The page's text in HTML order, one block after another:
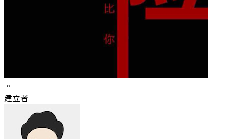
。
建立者